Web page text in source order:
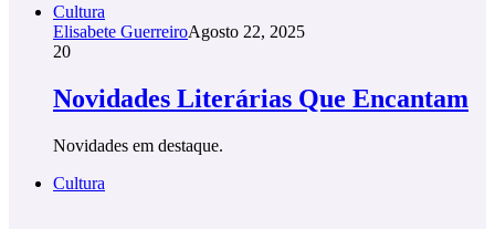
Cultura
Elisabete GuerreiroAgosto 22, 2025
20
Novidades Literárias Que Encantam
Novidades em destaque.
Cultura